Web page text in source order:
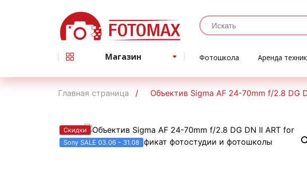
Магазин Фотошкола Аренда
Главная страница Объектив Sigma AF 24-70mm f/2.8 DG
Скидки
Sony SALE 03.06 - 31.08